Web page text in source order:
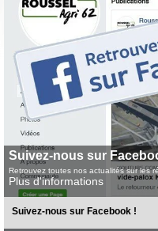
Suivez-nous sur
Retrouvez toutes nos actualités sur les
Plus d'informations
Suivez-nous sur Facebook !